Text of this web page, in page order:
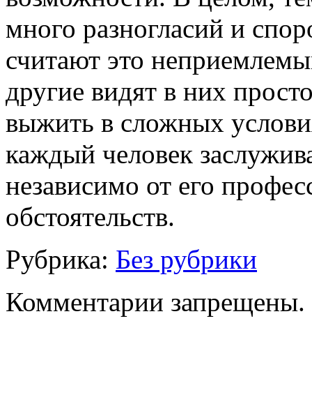
много разногласий и
считают это
другие видят в них
выжить в сложных
каждый человек
независимо от его
обстоятельств.
Рубрика: Без рубрики
Комментарии запрещены.